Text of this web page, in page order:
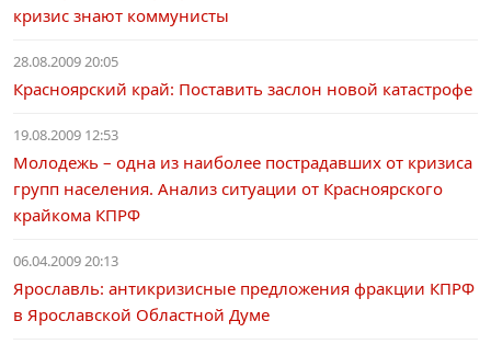
кризис знают коммунисты
28.08.2009 20:05
Красноярский край: Поставить заслон новой катастрофе
19.08.2009 12:53
Молодежь – одна из наиболее пострадавших от кризиса
групп населения. Анализ ситуации от Красноярского
крайкома КПРФ
06.04.2009 20:13
Ярославль: антикризисные предложения фракции КПРФ
в Ярославской Областной Думе